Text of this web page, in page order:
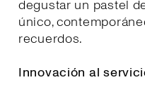
degustar un pastel
único,
recuerdos.
Innovación al